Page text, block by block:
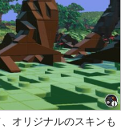
オリジナルのスキンも